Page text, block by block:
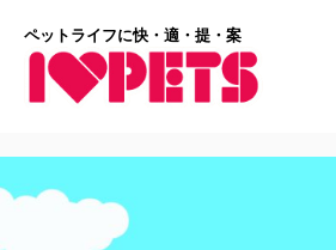
ペットライフに快・適・提・案